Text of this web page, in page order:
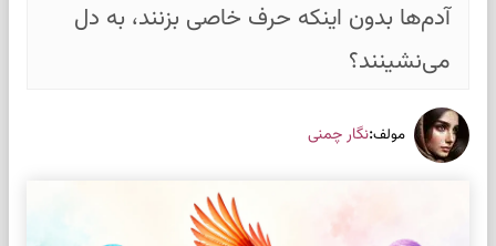
آدم‌ها بدون اینکه حرف خاصی بزنند، به دل
می‌نشینند؟
مولف:نگار چمنی